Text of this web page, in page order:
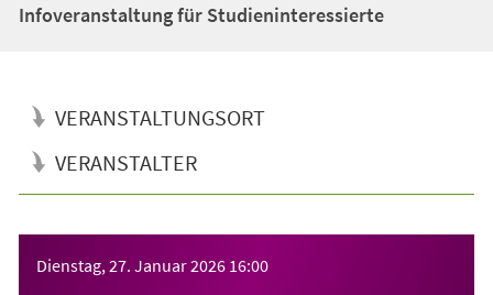
Infoveranstaltung für Studieninteressierte
VERANSTALTUNGSORT
VERANSTALTER
Dienstag, 27. Januar 2026 16:00